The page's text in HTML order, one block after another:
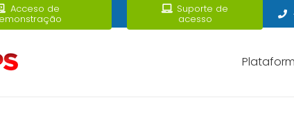
Acceso de Suporte de
acesso